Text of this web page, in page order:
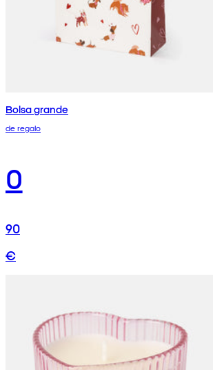
Bolsa grande
de regalo
0
90
€